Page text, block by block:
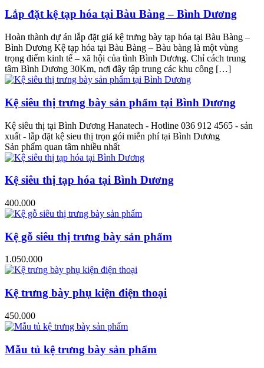
Lắp đặt kệ tạp hóa tại Bàu Bàng – Bình Dương
Hoàn thành dự án lắp đặt giá kệ trưng bày tạp hóa tại Bàu Bàng –
Bình Dương Kệ tạp hóa tại Bàu Bàng – Bàu bàng là một vùng
trọng điểm kinh tế – xã hội của tình Bình Dương. Chỉ cách trung
tâm Bình Dương 30Km, nơi đây tập trung các khu công […]
Kệ siêu thị trưng bày sản phẩm tại Bình Dương
Kệ siêu thị tại Bình Dương Hanatech - Hotline 036 912 4565 - sản
xuất - lắp đặt kệ sieu thị trọn gói miễn phí tại Bình Dương
Sản phẩm quan tâm nhiều nhất
Kệ siêu thị tạp hóa tại Bình Dương
400.000
Kệ gỗ siêu thị trưng bày sản phẩm
1.050.000
Kệ trưng bày phụ kiện điện thoại
450.000
Mẫu tủ kệ trưng bày sản phẩm